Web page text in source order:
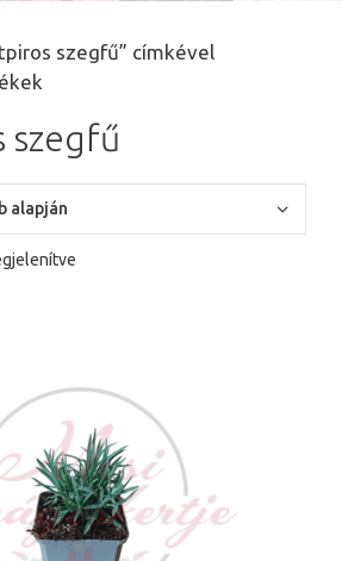
szegfű” címkével
szegfű